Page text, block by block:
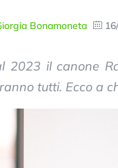
Bonamoneta
2023 il canone
tutti. Ecco a